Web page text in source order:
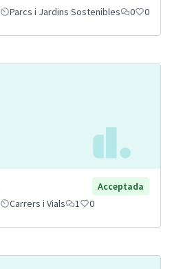
Parcs i Jardins Sostenibles 0 0
Acceptada
Carrers i Vials 1 0